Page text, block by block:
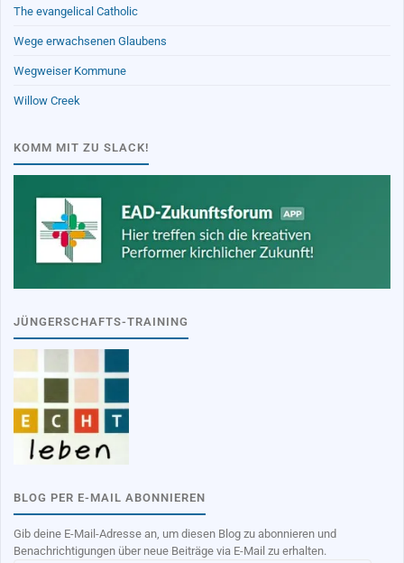
The evangelical Catholic
Wege erwachsenen Glaubens
Wegweiser Kommune
Willow Creek
KOMM MIT ZU SLACK!
JÜNGERSCHAFTS-TRAINING
BLOG PER E-MAIL ABONNIEREN
Gib deine E-Mail-Adresse an, um diesen Blog zu abonnieren und
Benachrichtigungen über neue Beiträge via E-Mail zu erhalten.